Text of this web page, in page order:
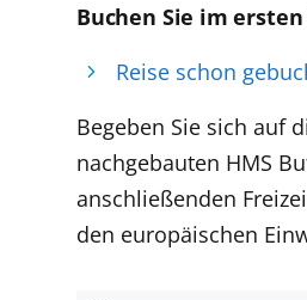
Buchen Sie im
Reise schon
Begeben Sie sich auf
nachgebauten HMS
anschließenden
den europäischen